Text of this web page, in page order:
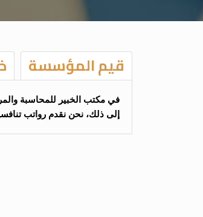
قيم المؤسسة
في مكتب الخبير للمحاسبة
إلى ذلك، نحن نقدم رواتب